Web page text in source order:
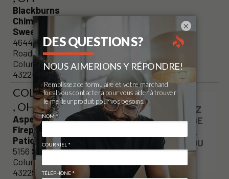
Blackburns
Chimney
Sweeps
4644 Kenny
Road
Columbus, OH
43220
COLUMBUS
, OH
Aspen
Fireplace &
Patio
5156 Sinclair Rd.
Columbus, OH
43229
VISITEZ
LA PAGE
DE LA
BOUTIQU
E
×